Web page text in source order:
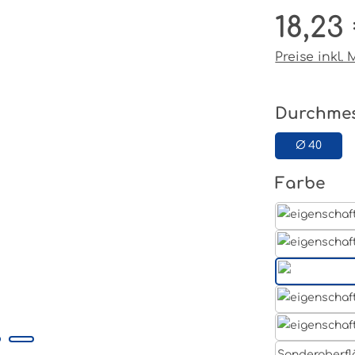
Regulärer
Preise inkl.
Ø 40
Farbe